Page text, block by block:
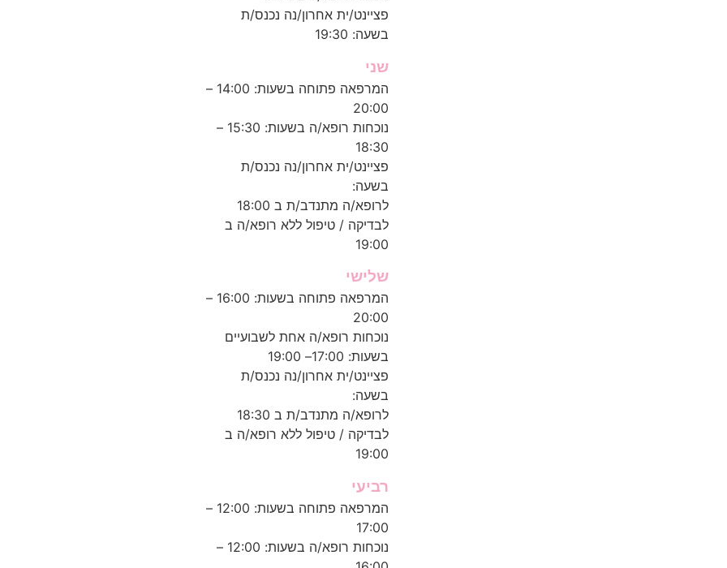
פציינט/ית אחרון/נה נכנס/ת
בשעה: 19:30
שני
המרפאה פתוחה בשעות: 14:00 –
20:00
נוכחות רופא/ה בשעות: 15:30 –
18:30
פציינט/ית אחרון/נה נכנס/ת
בשעה:
לרופא/ה מתנדב/ת ב 18:00
לבדיקה / טיפול ללא רופא/ה ב
19:00
שלישי
המרפאה פתוחה בשעות: 16:00 –
20:00
נוכחות רופא/ה אחת לשבועיים
בשעות: 17:00– 19:00
פציינט/ית אחרון/נה נכנס/ת
בשעה:
לרופא/ה מתנדב/ת ב 18:30
לבדיקה / טיפול ללא רופא/ה ב
19:00
רביעי
המרפאה פתוחה בשעות: 12:00 –
17:00
נוכחות רופא/ה בשעות: 12:00 –